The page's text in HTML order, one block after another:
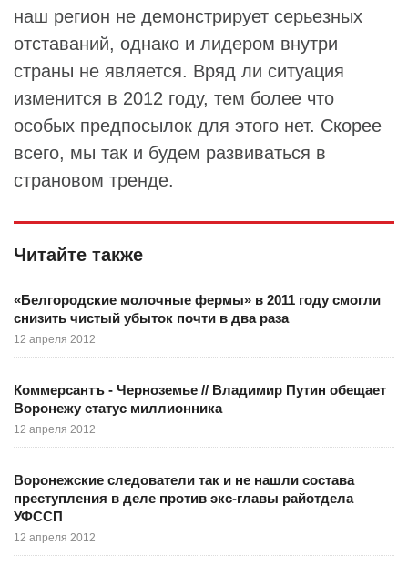
наш регион не демонстрирует серьезных
отставаний, однако и лидером внутри
страны не является. Вряд ли ситуация
изменится в 2012 году, тем более что
особых предпосылок для этого нет. Скорее
всего, мы так и будем развиваться в
страновом тренде.
Читайте также
«Белгородские молочные фермы» в 2011 году смогли
снизить чистый убыток почти в два раза
12 апреля 2012
Коммерсантъ - Черноземье // Владимир Путин обещает
Воронежу статус миллионника
12 апреля 2012
Воронежские следователи так и не нашли состава
преступления в деле против экс-главы райотдела
УФССП
12 апреля 2012